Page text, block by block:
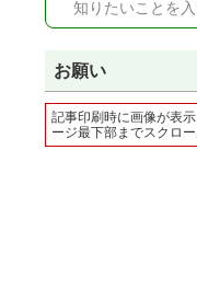
お願い
記事印刷時に画像が表
ージ最下部までスクロ